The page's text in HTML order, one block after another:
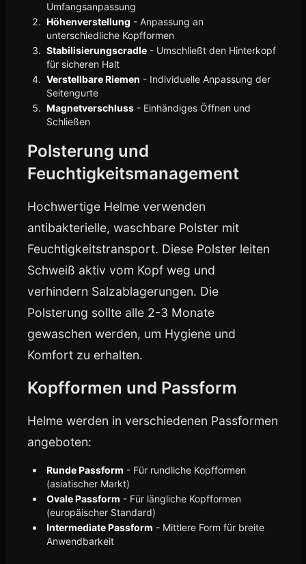
Umfangsanpassung
Höhenverstellung - Anpassung an
unterschiedliche Kopfformen
Stabilisierungscradle - Umschließt den Hinterkopf
für sicheren Halt
Verstellbare Riemen - Individuelle Anpassung der
Seitengurte
Magnetverschluss - Einhändiges Öffnen und
Schließen
Polsterung und
Feuchtigkeitsmanagement
Hochwertige Helme verwenden
antibakterielle, waschbare Polster mit
Feuchtigkeitstransport. Diese Polster leiten
Schweiß aktiv vom Kopf weg und
verhindern Salzablagerungen. Die
Polsterung sollte alle 2-3 Monate
gewaschen werden, um Hygiene und
Komfort zu erhalten.
Kopfformen und Passform
Helme werden in verschiedenen Passformen
angeboten:
Runde Passform - Für rundliche Kopfformen
(asiatischer Markt)
Ovale Passform - Für längliche Kopfformen
(europäischer Standard)
Intermediate Passform - Mittlere Form für breite
Anwendbarkeit